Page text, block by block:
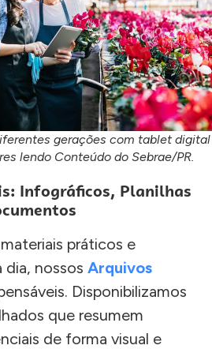
gerações com tablet digital
lendo Conteúdo do Sebrae/PR.
Infográficos, Planilhas
práticos e
dia, nossos Arquivos
Disponibilizamos
que resumem
de forma visual e